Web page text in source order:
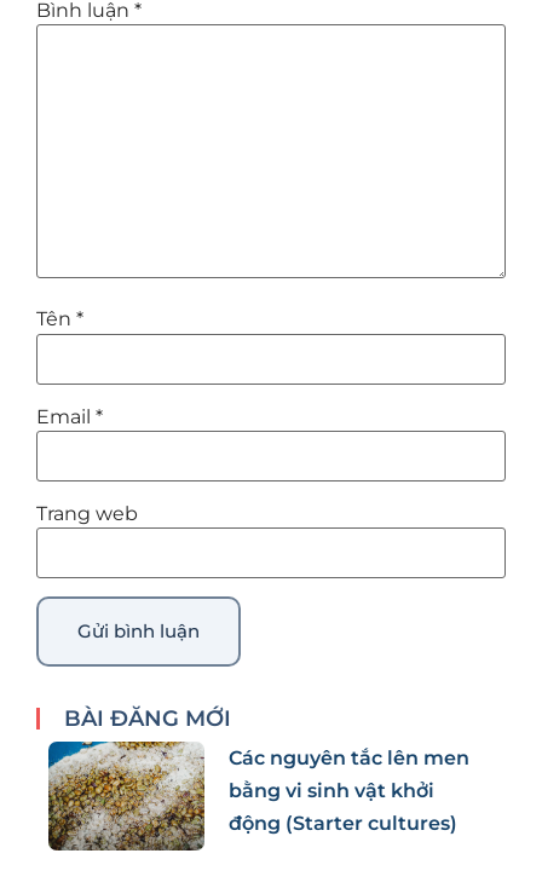
Bình luận *
Tên *
Email *
Trang web
BÀI ĐĂNG MỚI
Các nguyên tắc lên men
bằng vi sinh vật khởi
động (Starter cultures)